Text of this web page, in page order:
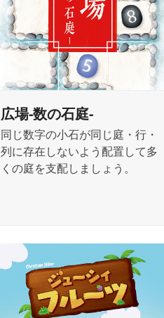
広場-数の石庭-
同じ数字の小石が同じ庭・行・
列に存在しないよう配置して多
くの庭を支配しましょう。